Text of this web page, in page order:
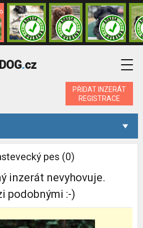
PŘIDAT INZERÁT
REGISTRACE
pes (0)
inzerát nevyhovuje.
podobnými :-)